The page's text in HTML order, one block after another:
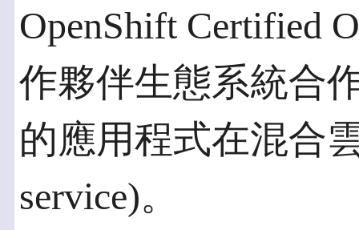
OpenShift Certified
作夥伴生態系統合
的應用程式在混合
service)。